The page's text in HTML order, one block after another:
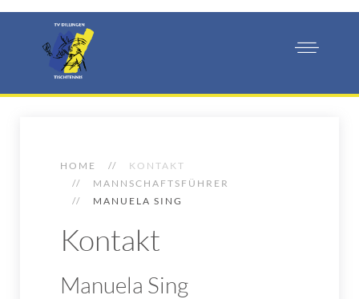
HOME
KONTAKT
MANNSCHAFTSFÜHRER
MANUELA SING
Kontakt
Manuela Sing